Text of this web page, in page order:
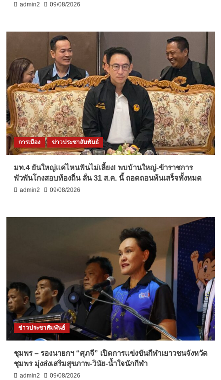
admin2 09/08/2026
การเมือง ข่าวประชาสัมพันธ์
มท.4 ยันใหญ่แค่ไหนฟันไม่เลี้ยง! พบบ้านใหญ่-ข้าราชการ
พัวพันโกงสอบท้องถิ่น ลั่น 31 ส.ค. นี้ ถอดถอนพ้นเสร็จทั้งหมด
admin2 09/08/2026
ข่าวประชาสัมพันธ์
ชุมพร – รองนายกฯ “ศุภจี” เปิดการแข่งขันกีฬาเยาวชนจังหวัด
ชุมพร มุ่งส่งเสริมสุขภาพ-วินัย-น้ำใจนักกีฬา
admin2 09/08/2026